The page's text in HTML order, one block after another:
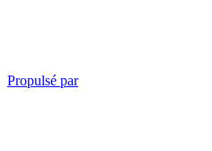
Propulsé par